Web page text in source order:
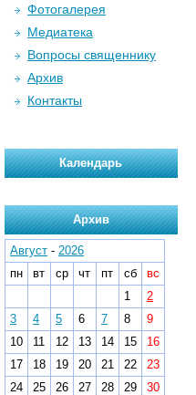
Фотогалерея
Медиатека
Вопросы священнику
Архив
Контакты
Календарь
Архив
Август - 2026
пн
вт ср чт пт сб
вс
1
2
3
4 5 6 7 8
9
10
11 12 13 14 15
16
17
18 19 20 21 22
23
24
25 26 27 28 29
30